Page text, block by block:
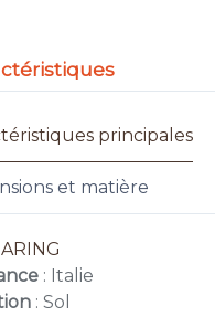
principales
et matière
: Italie
: Sol